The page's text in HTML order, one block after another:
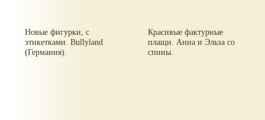
Новые фигурки, с
этикетками. Bullyland
(Германия).
Красивые фактурные
плащи. Анна и Эльза со
спины.